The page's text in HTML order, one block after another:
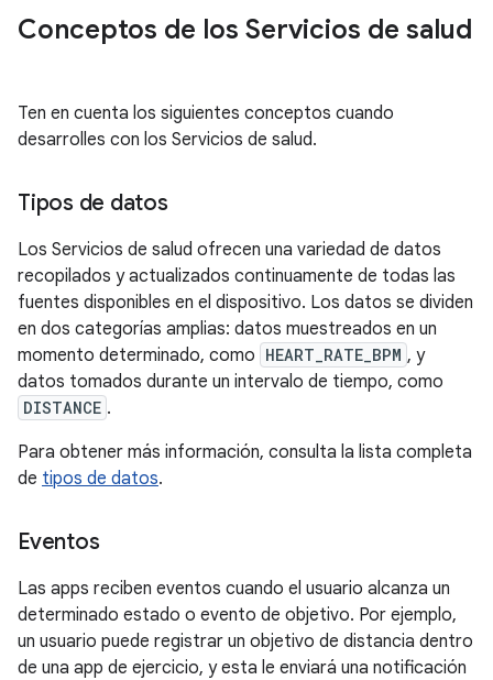
Conceptos de los Servicios de salud
Ten en cuenta los siguientes conceptos cuando
desarrolles con los Servicios de salud.
Tipos de datos
Los Servicios de salud ofrecen una variedad de datos
recopilados y actualizados continuamente de todas las
fuentes disponibles en el dispositivo. Los datos se dividen
en dos categorías amplias: datos muestreados en un
momento determinado, como HEART_RATE_BPM , y
datos tomados durante un intervalo de tiempo, como
DISTANCE .
Para obtener más información, consulta la lista completa
de tipos de datos.
Eventos
Las apps reciben eventos cuando el usuario alcanza un
determinado estado o evento de objetivo. Por ejemplo,
un usuario puede registrar un objetivo de distancia dentro
de una app de ejercicio, y esta le enviará una notificación